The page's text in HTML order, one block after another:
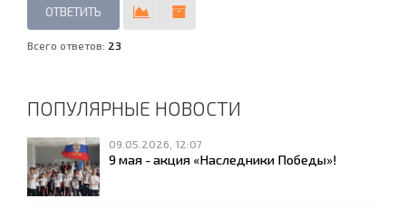
Всего ответов: 23
ПОПУЛЯРНЫЕ НОВОСТИ
09.05.2026, 12:07
9 мая - акция «Наследники Победы»!